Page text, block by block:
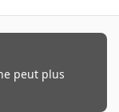
peut plus